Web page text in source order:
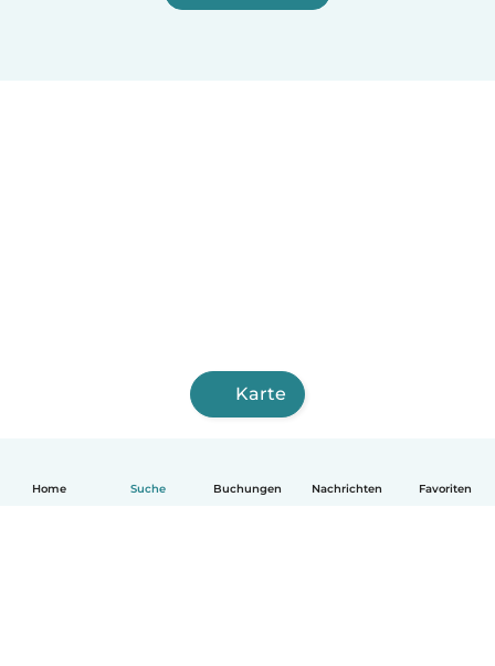
Home Suche Buchungen Nachrichten Favoriten
Karte